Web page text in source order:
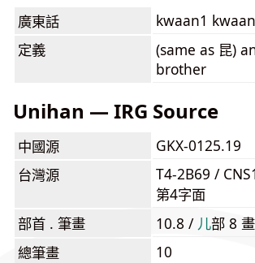
廣東話
kwaan1
定義
(same as 昆)
brother
Unihan — IRG Source
中國源
GKX-0125.19
台灣源
T4-2B69 /
第4字面
部首 . 筆畫
10.8 / ⼉部 8 畫
總筆畫
10